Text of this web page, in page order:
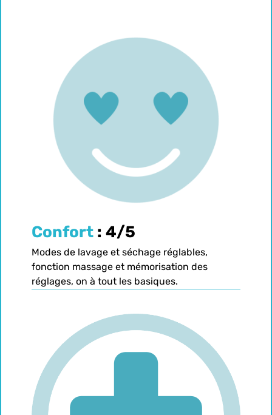
Confort : 4/5
Modes de lavage et séchage réglables,
fonction massage et mémorisation des
réglages, on à tout les basiques.